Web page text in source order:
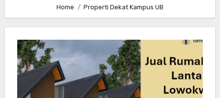
Home Properti Dekat Kampus UB